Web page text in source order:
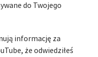
do Twojego
informację za
że odwiedziłeś